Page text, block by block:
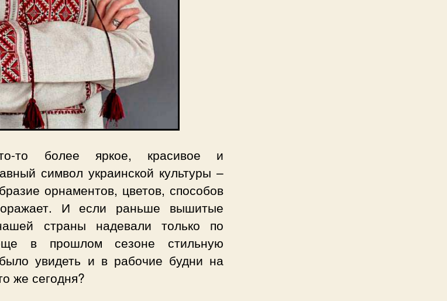
то более яркое, красивое и
символ украинской культуры –
орнаментов, цветов, способов
И если раньше вышитые
страны надевали только по
в прошлом сезоне стильную
увидеть и в рабочие будни на
же сегодня?